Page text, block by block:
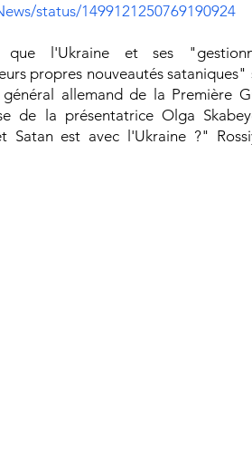
status/1499121250769190924
que l'Ukraine et ses
propres nouveautés sataniques"
allemand de la Première
de la présentatrice Olga
Satan est avec l'Ukraine ?"